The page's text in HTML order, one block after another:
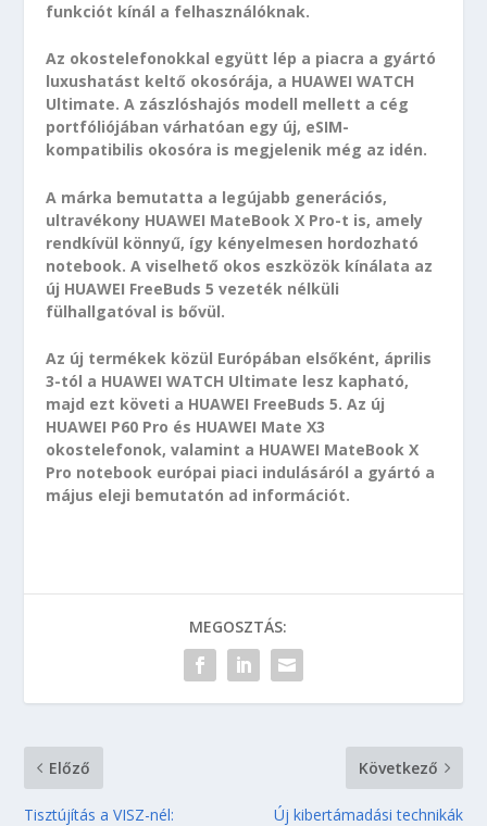
funkciót kínál a felhasználóknak.
Az okostelefonokkal együtt lép a piacra a gyártó
luxushatást keltő okosórája, a HUAWEI WATCH
Ultimate. A zászlóshajós modell mellett a cég
portfóliójában várhatóan egy új, eSIM-
kompatibilis okosóra is megjelenik még az idén.
A márka bemutatta a legújabb generációs,
ultravékony HUAWEI MateBook X Pro-t is, amely
rendkívül könnyű, így kényelmesen hordozható
notebook. A viselhető okos eszközök kínálata az
új HUAWEI FreeBuds 5 vezeték nélküli
fülhallgatóval is bővül.
Az új termékek közül Európában elsőként, április
3-tól a HUAWEI WATCH Ultimate lesz kapható,
majd ezt követi a HUAWEI FreeBuds 5. Az új
HUAWEI P60 Pro és HUAWEI Mate X3
okostelefonok, valamint a HUAWEI MateBook X
Pro notebook európai piaci indulásáról a gyártó a
május eleji bemutatón ad információt.
MEGOSZTÁS:
Előző
Tisztújítás a VISZ-nél:
Következő
Új kibertámadási technikák